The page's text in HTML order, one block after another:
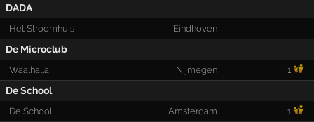
DADA
Het Stroomhuis Eindhoven
De Microclub
Waalhalla Nijmegen 1
De School
De School Amsterdam 1